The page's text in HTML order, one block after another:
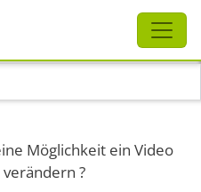
Möglichkeit ein Video
?
Schliessen